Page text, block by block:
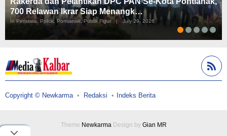
700 Relawan Ikrar Siap Menangk…
In Peristiwa, Politik, Pontianak, Publik Figur | July 29, 2026
Copyright © Newkarma Redaksi Indeks Berita
Theme NewkarmaDesign by Gian MR